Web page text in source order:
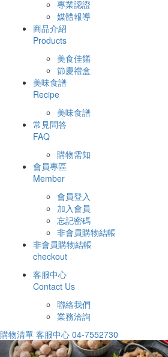
Navigation
專業認證
媒體報導
商品介紹
Products
美食佳餚
節慶禮盒
美味食譜
Recipe
美味食譜
常見問答
FAQ
購物需知
會員專區
Member
會員登入
加入會員
忘記密碼
非會員購物結帳
非會員購物結帳
checkout
客服中心
Contact Us
聯絡我們
業務洽詢
購物清單 客服中心 04-7552730
Previous